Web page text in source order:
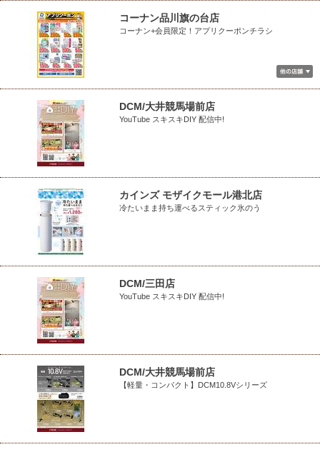
コーナン品川旗の台店
コーナン+会員限定！アプリクーポンチラシ
DCM/大井競馬場前店
YouTube スキスキDIY 配信中!
カインズ モザイクモール港北店
冷たいまま持ち運べるスティック氷のう
DCM/三田店
YouTube スキスキDIY 配信中!
DCM/大井競馬場前店
【軽量・コンパクト】DCM10.8Vシリーズ